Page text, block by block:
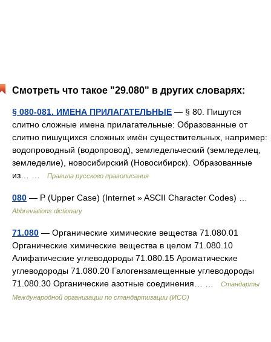
Смотреть что такое "29.080" в других словарях:
§ 080-081. ИМЕНА ПРИЛАГАТЕЛЬНЫЕ — § 80. Пишутся
слитно сложные имена прилагательные: Образованные от
слитно пишущихся сложных имён существительных, например:
водопроводный (водопровод), земледельческий (земледелец,
земледелие), новосибирский (Новосибирск). Образованные
из… …
Правила русского правописания
080 — P (Upper Case) (Internet » ASCII Character Codes) …
Abbreviations dictionary
71.080 — Органические химические вещества 71.080.01
Органические химические вещества в целом 71.080.10
Алифатические углеводороды 71.080.15 Ароматические
углеводороды 71.080.20 Галогензамещенные углеводороды
71.080.30 Органические азотные соединения… …
Стандарты
Международной организации по стандартизации (ИСО)